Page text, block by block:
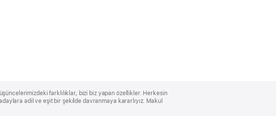
farklılıklar, bizi biz yapan özellikler. Herkesin
adil ve eşit bir şekilde davranmaya kararlıyız. Makul